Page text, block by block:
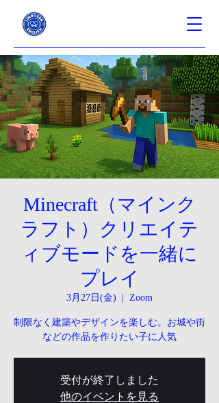
Minecraft（マインク
ラフト）クリエイテ
ィブモードを一緒に
プレイ
3月27日(金) Zoom
制限なく建築やデザインを楽しむ。お城や街
などの作品を作りたい子に人気
受付が終了しました
他のイベントを見る